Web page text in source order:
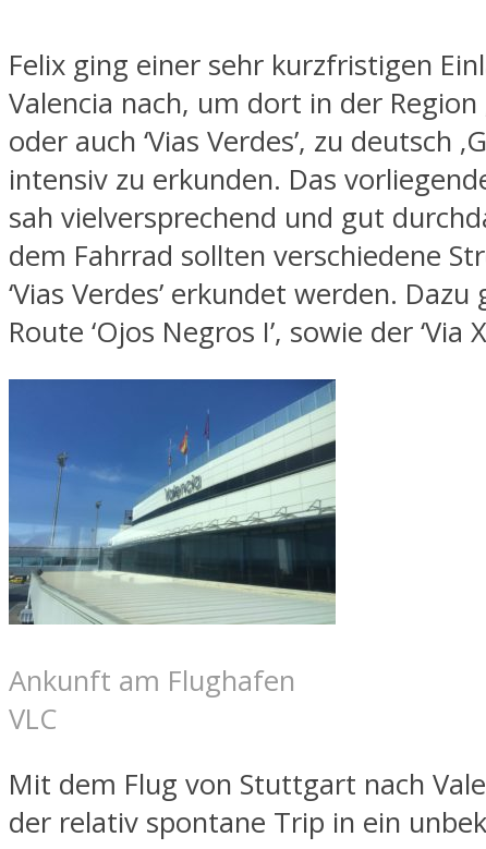
Felix ging einer sehr kurzfristigen
Valencia nach, um dort in der Region
oder auch ‘Vias Verdes’, zu deutsch
intensiv zu erkunden. Das
sah vielversprechend und gut
dem Fahrrad sollten verschiedene
‘Vias Verdes’ erkundet werden.
Route ‘Ojos Negros I’, sowie der ‘Via
Ankunft am Flughafen
VLC
Mit dem Flug von Stuttgart nach
der relativ spontane Trip in ein